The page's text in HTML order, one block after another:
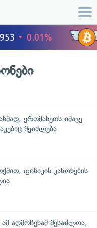
ერთმანეთს იმავე
შეიძლება
ფიზიკის კანონების
აღმოჩენამ შესაძლოა,